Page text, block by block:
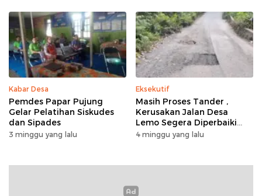
Kabar Desa
Pemdes Papar Pujung
Gelar Pelatihan Siskudes
dan Sipades
3 minggu yang lalu
Eksekutif
Masih Proses Tander ,
Kerusakan Jalan Desa
Lemo Segera Diperbaiki
Tahun Ini
4 minggu yang lalu